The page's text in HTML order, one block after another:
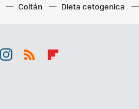
Coltán Dieta cetogenica